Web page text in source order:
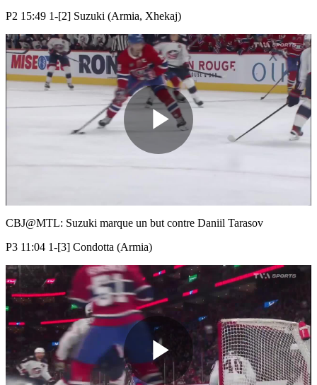
P2 15:49 1-[2] Suzuki (Armia, Xhekaj)
Play
Video
CBJ@MTL: Suzuki marque un but contre Daniil Tarasov
P3 11:04 1-[3] Condotta (Armia)